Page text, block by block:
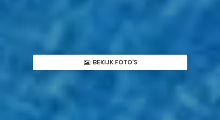
BEKIJK FOTO'S